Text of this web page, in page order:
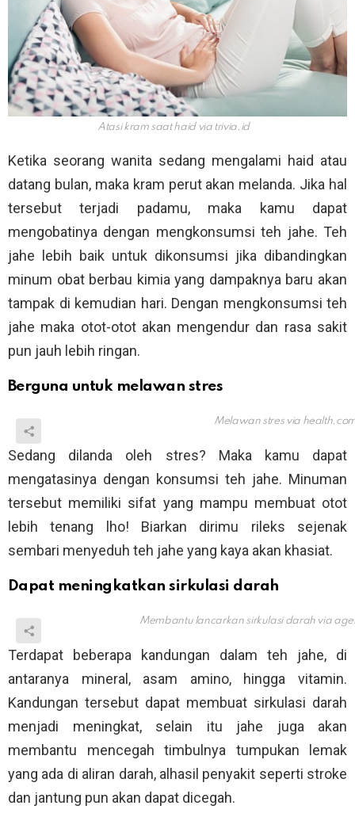
Atasi kram saat haid via trivia.id
Ketika seorang wanita sedang mengalami haid atau
datang bulan, maka kram perut akan melanda. Jika hal
tersebut terjadi padamu, maka kamu dapat
mengobatinya dengan mengkonsumsi teh jahe. Teh
jahe lebih baik untuk dikonsumsi jika dibandingkan
minum obat berbau kimia yang dampaknya baru akan
tampak di kemudian hari. Dengan mengkonsumsi teh
jahe maka otot-otot akan mengendur dan rasa sakit
pun jauh lebih ringan.
Berguna untuk melawan stres
Melawan stres via
Sedang dilanda oleh stres? Maka kamu dapat
mengatasinya dengan konsumsi teh jahe. Minuman
tersebut memiliki sifat yang mampu membuat otot
lebih tenang lho! Biarkan dirimu rileks sejenak
sembari menyeduh teh jahe yang kaya akan khasiat.
Dapat meningkatkan sirkulasi darah
Membantu lancarkan sirkulasi darah via
Terdapat beberapa kandungan dalam teh jahe, di
antaranya mineral, asam amino, hingga vitamin.
Kandungan tersebut dapat membuat sirkulasi darah
menjadi meningkat, selain itu jahe juga akan
membantu mencegah timbulnya tumpukan lemak
yang ada di aliran darah, alhasil penyakit seperti stroke
dan jantung pun akan dapat dicegah.